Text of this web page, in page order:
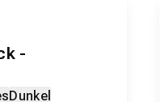
-
Dunkel